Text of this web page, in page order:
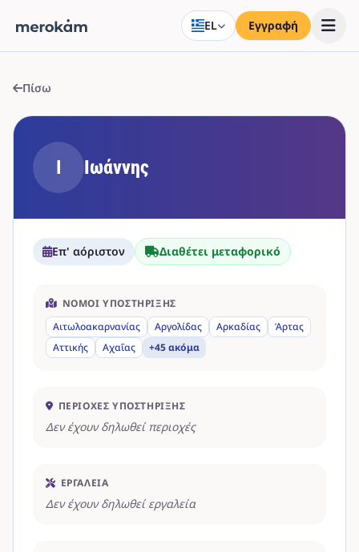
EL Εγγραφή
Πίσω
Ι Ιωάννης
Επ' αόριστον Διαθέτει μεταφορικό
ΝΟΜΟΊ ΥΠΟΣΤΉΡΙΞΗΣ
Αιτωλοακαρνανίας
Αργολίδας Αρκαδίας
Άρτας
Αττικής
Αχαΐας +45 ακόμα
ΠΕΡΙΟΧΈΣ ΥΠΟΣΤΉΡΙΞΗΣ
Δεν έχουν δηλωθεί περιοχές
ΕΡΓΑΛΕΊΑ
Δεν έχουν δηλωθεί εργαλεία